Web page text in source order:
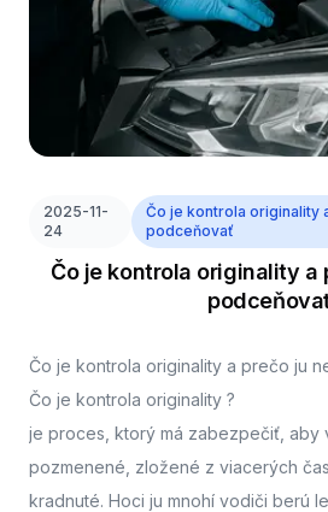
2025-11-
24
Čo je kontrola originality
podceňovať
Čo je kontrola originality a
Čo je kontrola originality a prečo ju
Čo je kontrola originality ?
je proces, ktorý má zabezpečiť, aby
pozmenené, zložené z viacerých
kradnuté. Hoci ju mnohí vodiči berú